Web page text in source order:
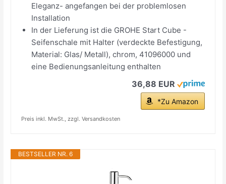
Eleganz- angefangen bei der problemlosen
Installation
In der Lieferung ist die GROHE Start Cube -
Seifenschale mit Halter (verdeckte Befestigung,
Material: Glas/ Metall), chrom, 41096000 und
eine Bedienungsanleitung enthalten
36,88 EUR
*Zu Amazon
Preis inkl. MwSt., zzgl. Versandkosten
BESTSELLER NR. 6